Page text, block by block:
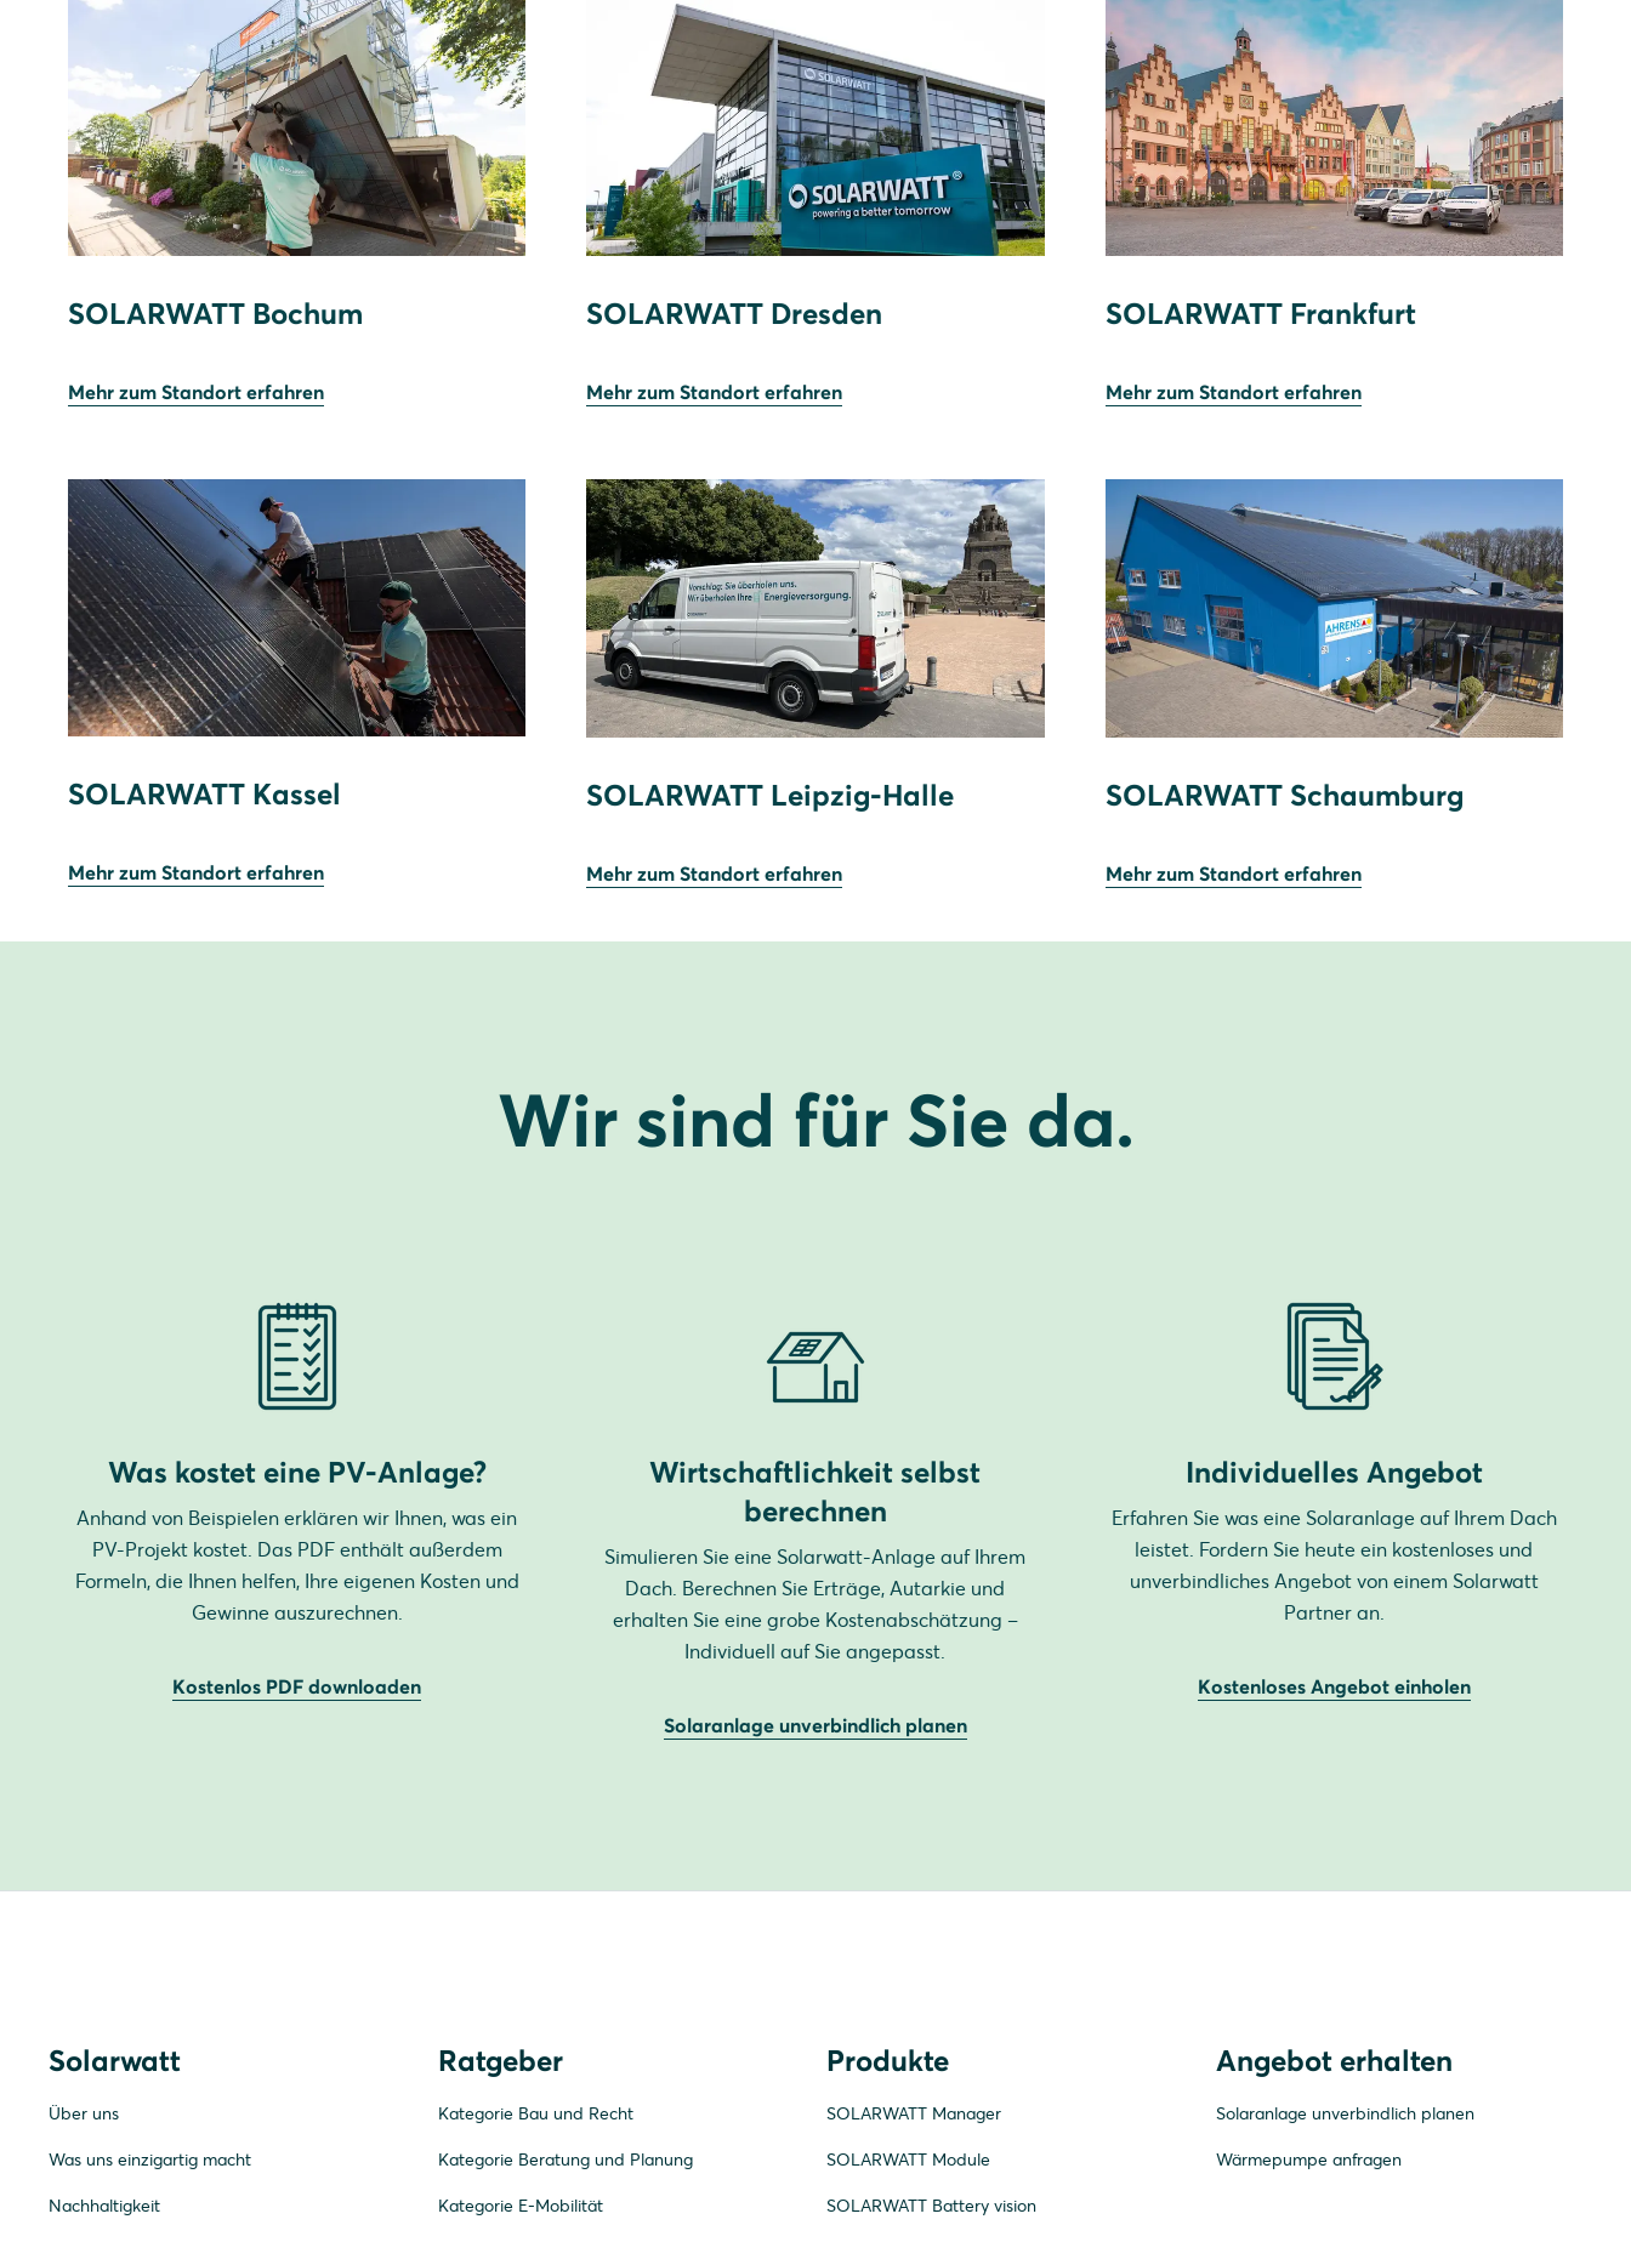
SOLARWATT Bochum
Mehr zum Standort erfahren
SOLARWATT Dresden
Mehr zum Standort erfahren
SOLARWATT Frankfurt
Mehr zum Standort erfahren
SOLARWATT Kassel
Mehr zum Standort erfahren
SOLARWATT Leipzig-Halle
Mehr zum Standort erfahren
SOLARWATT Schaumburg
Mehr zum Standort erfahren
Wir sind für Sie da.
Was kostet eine PV-Anlage?
Anhand von Beispielen erklären wir Ihnen, was ein
PV-Projekt kostet. Das PDF enthält außerdem
Formeln, die Ihnen helfen, Ihre eigenen Kosten und
Gewinne auszurechnen.
Kostenlos PDF downloaden
Wirtschaftlichkeit selbst
berechnen
Simulieren Sie eine Solarwatt-Anlage auf Ihrem
Dach. Berechnen Sie Erträge, Autarkie und
erhalten Sie eine grobe Kostenabschätzung –
Individuell auf Sie angepasst.
Solaranlage unverbindlich planen
Individuelles Angebot
Erfahren Sie was eine Solaranlage auf Ihrem Dach
leistet. Fordern Sie heute ein kostenloses und
unverbindliches Angebot von einem Solarwatt
Partner an.
Kostenloses Angebot einholen
Solarwatt
Über uns
Was uns einzigartig macht
Nachhaltigkeit
Ratgeber
Kategorie Bau und Recht
Kategorie Beratung und Planung
Kategorie E-Mobilität
Produkte
SOLARWATT Manager
SOLARWATT Module
SOLARWATT Battery vision
Angebot erhalten
Solaranlage unverbindlich planen
Wärmepumpe anfragen